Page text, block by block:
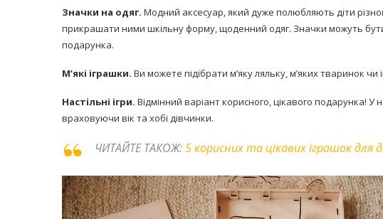
Значки на одяг. Модний аксесуар, який дуже полюбляють діти
прикрашати ними шкільну форму, щоденний одяг. Значки можуть
подарунка.
М’які іграшки. Ви можете підібрати м’яку ляльку, м’яких тваринок чи
Настільні ігри. Відмінний варіант корисного, цікавого подарунка! У
враховуючи вік та хобі дівчинки.
ЧИТАЙТЕ ТАКОЖ:5 корисних та цікавих іграшок для